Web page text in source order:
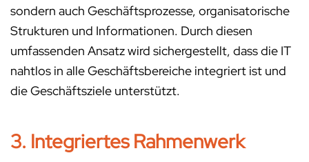
sondern auch Geschäftsprozesse, organisatorische
Strukturen und Informationen. Durch diesen
umfassenden Ansatz wird sichergestellt, dass die IT
nahtlos in alle Geschäftsbereiche integriert ist und
die Geschäftsziele unterstützt.
3. Integriertes Rahmenwerk